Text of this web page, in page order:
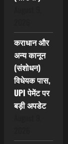
कराधान और
अन्य कानून
(संशोधन)
विधेयक पास,
UPI पेमेंट पर
बड़ी अपडेट